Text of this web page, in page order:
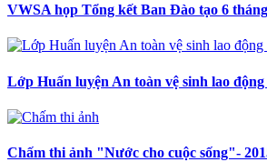
VWSA họp Tổng kết Ban Đào tạo 6
Lớp Huấn luyện An toàn vệ sinh lao động
Chấm thi ảnh "Nước cho cuộc sống"-